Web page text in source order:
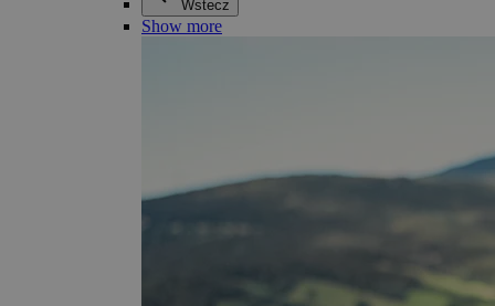
Wstecz
Show more